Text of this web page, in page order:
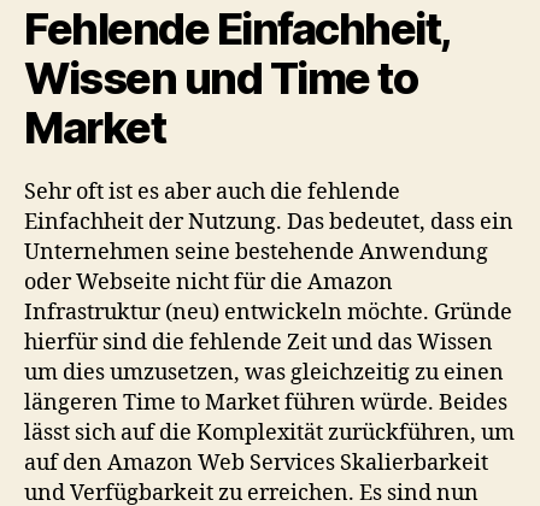
Fehlende Einfachheit,
Wissen und Time to
Market
Sehr oft ist es aber auch die fehlende
Einfachheit der Nutzung. Das bedeutet, dass ein
Unternehmen seine bestehende Anwendung
oder Webseite nicht für die Amazon
Infrastruktur (neu) entwickeln möchte. Gründe
hierfür sind die fehlende Zeit und das Wissen
um dies umzusetzen, was gleichzeitig zu einen
längeren Time to Market führen würde. Beides
lässt sich auf die Komplexität zurückführen, um
auf den Amazon Web Services Skalierbarkeit
und Verfügbarkeit zu erreichen. Es sind nun